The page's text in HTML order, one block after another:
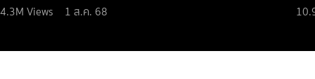
Views 1 ส.ค. 68